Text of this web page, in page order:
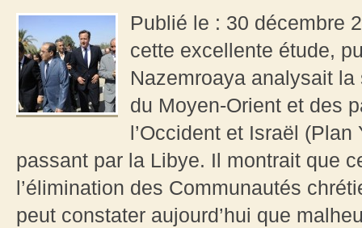
Publié le : 30 décembre
cette excellente étude,
Nazemroaya analysait
du Moyen-Orient et des
l’Occident et Israël (Plan
passant par la Libye. Il montrait que
l’élimination des Communautés
peut constater aujourd’hui que